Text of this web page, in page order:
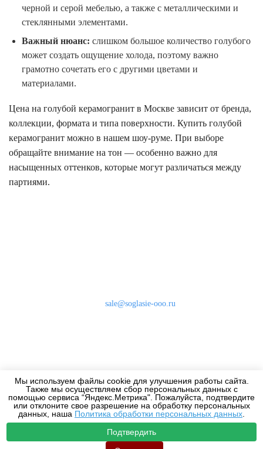
черной и серой мебелью, а также с металлическими и
стеклянными элементами.
Важный нюанс: слишком большое количество голубого
может создать ощущение холода, поэтому важно
грамотно сочетать его с другими цветами и
материалами.
Цена на голубой керамогранит в Москве зависит от бренда,
коллекции, формата и типа поверхности. Купить голубой
керамогранит можно в нашем шоу-руме. При выборе
обращайте внимание на тон — особенно важно для
насыщенных оттенков, которые могут различаться между
партиями.
Мы используем файлы cookie для улучшения работы сайта.
Также мы осуществляем сбор персональных данных с
помощью сервиса “Яндекс.Метрика". Пожалуйста, подтвердите
или отклоните свое разрешение на обработку персональных
данных, наша Политика обработки персональных данных
Подтвердить
sale@soglasie-ooo.ru
Дизайнерам
2010-2026 - Все права защищены.